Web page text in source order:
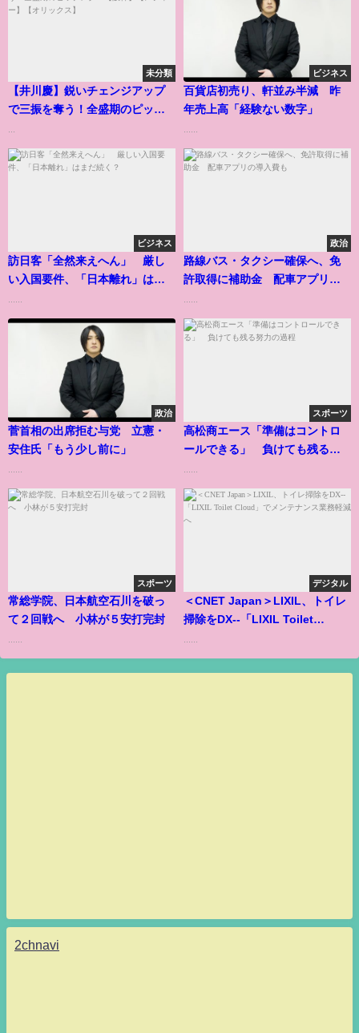
未分類
【井川慶】鋭いチェンジアップ
で三振を奪う！全盛期のピッチ
【オリックス】
ビジネス
百貨店初売り、軒並み半減 昨
年売上高「経験ない数字」
ビジネス
訪日客「全然来えへん」 厳し
い入国要件、「日本離れ」はま
政治
路線バス・タクシー確保へ、免
許取得に補助金 配車アプリの
政治
菅首相の出席拒む与党 立憲・
安住氏「もう少し前に」
スポーツ
高松商エース「準備はコントロ
ールできる」 負けても残る努
スポーツ
常総学院、日本航空石川を破っ
て２回戦へ 小林が５安打完封
......
デジタル
＜CNET Japan＞LIXIL、トイレ
掃除をDX--「LIXIL Toilet
へ
......
2chnavi